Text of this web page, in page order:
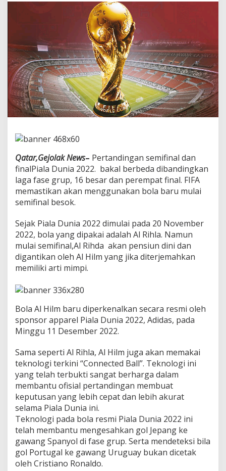
i
k
a
n
P
e
r
t
a
n
d
i
n
i
m
i
l
P
i
a
l
i
a
2
0
2
,
M
e
m
a
i
B
o
l
a
B
Qatar,Gejolak News– Pertandingan semifinal dan
finalPiala Dunia 2022. bakal berbeda dibandingkan
laga fase grup, 16 besar dan perempat final. FIFA
memastikan akan menggunakan bola baru mulai
semifinal besok.
Sejak Piala Dunia 2022 dimulai pada 20 November
2022, bola yang dipakai adalah Al Rihla. Namun
mulai semifinal,Al Rihda akan pensiun dini dan
digantikan oleh Al Hilm yang jika diterjemahkan
memiliki arti mimpi.
Bola Al Hilm baru diperkenalkan secara resmi oleh
sponsor apparel Piala Dunia 2022, Adidas, pada
Minggu 11 Desember 2022.
Sama seperti Al Rihla, Al Hilm juga akan memakai
teknologi terkini “Connected Ball”. Teknologi ini
yang telah terbukti sangat berharga dalam
membantu ofisial pertandingan membuat
keputusan yang lebih cepat dan lebih akurat
selama Piala Dunia ini.
Teknologi pada bola resmi Piala Dunia 2022 ini
telah membantu mengesahkan gol Jepang ke
gawang Spanyol di fase grup. Serta mendeteksi bila
gol Portugal ke gawang Uruguay bukan dicetak
oleh Cristiano Ronaldo.